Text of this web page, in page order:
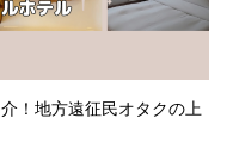
！地方遠征民オタクの上